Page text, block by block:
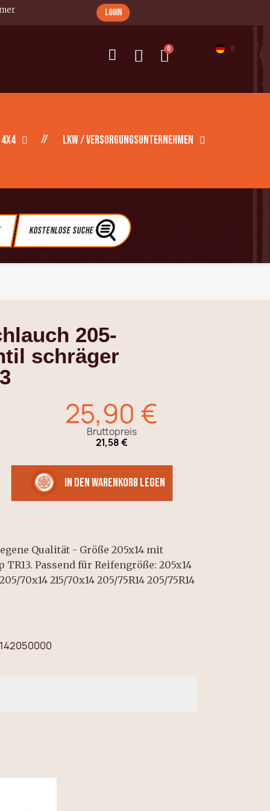
login
LKW / Versorgungsunternehmen
Kostenlose Suche
205-
schräger
25,90 €
Bruttopreis
21,58 €
in den Warenkorb legen
Qualität - Größe 205x14 mit
Passend für Reifengröße: 205x14
70x14 215/70x14 205/75R14 205/75R14